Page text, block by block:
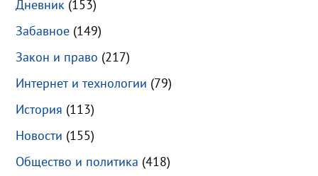
Дневник (153)
Забавное (149)
Закон и право (217)
Интернет и технологии (79)
История (113)
Новости (155)
Общество и политика (418)